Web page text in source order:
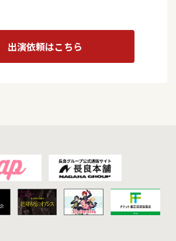
出演依頼はこちら